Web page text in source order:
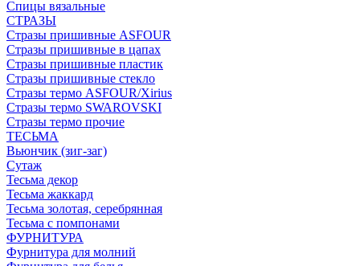
Спицы вязальные
СТРАЗЫ
Стразы пришивные ASFOUR
Стразы пришивные в цапах
Стразы пришивные пластик
Стразы пришивные стекло
Стразы термо ASFOUR/Xirius
Стразы термо SWAROVSKI
Стразы термо прочие
ТЕСЬМА
Вьюнчик (зиг-заг)
Сутаж
Тесьма декор
Тесьма жаккард
Тесьма золотая, серебрянная
Тесьма с помпонами
ФУРНИТУРА
Фурнитура для молний